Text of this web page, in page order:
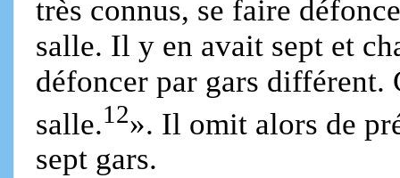
très connus, se faire
salle. Il y en avait sept et
défoncer par gars
salle.12». Il omit alors de
sept gars.